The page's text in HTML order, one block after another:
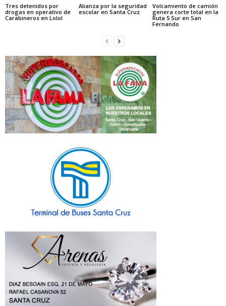
Tres detenidos por
drogas en operativo de
Carabineros en Lolol
Alianza por la seguridad
escolar en Santa Cruz
Volcamiento de camión
genera corte total en la
Ruta 5 Sur en San
Fernando